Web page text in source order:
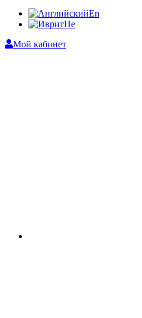
En
He
Мой кабинет